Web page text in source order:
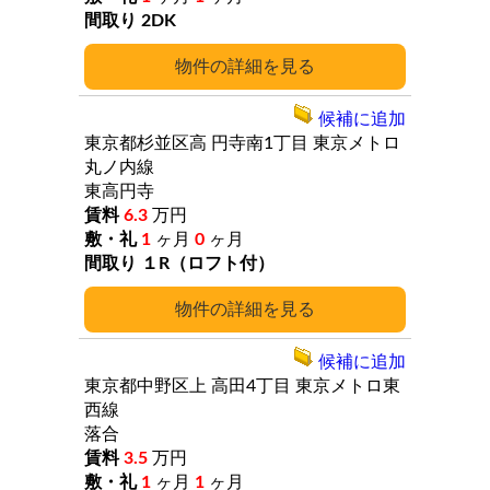
詳細
2DK
詳細
東京都杉並区高 円寺南1丁目 東京メトロ
丸ノ内線
東高円寺
6.3 万円
1 ヶ月 0 ヶ月
１R（ロフト付）
候補に追加
東京都中野区上 高田4丁目 東京メトロ東
西線
落合
3.5 万円
1 ヶ月 1 ヶ月
候補に追加